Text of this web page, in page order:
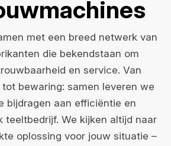
met een breed netwerk van
die bekendstaan om
en service. Van
bewaring: samen leveren we
bijdragen aan efficiëntie en
teeltbedrijf. We kijken altijd naar
oplossing voor jouw situatie –